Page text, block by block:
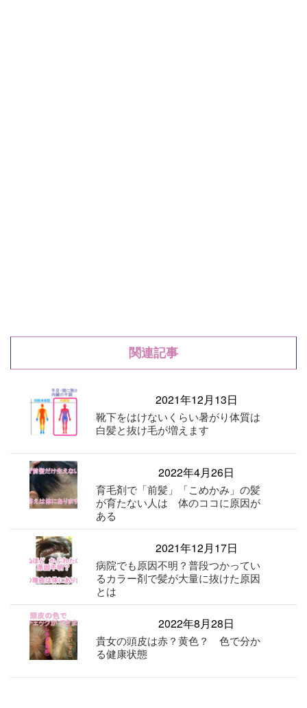
関連記事
2021年12月13日
靴下をはけないくらい暑がり体質は
白髪と抜け毛が増えます
2022年4月26日
育毛剤で「前髪」「こめかみ」の髪
が育たない人は 体のココに原因が
ある
2021年12月17日
病院でも原因不明？普段つかってい
るカラー剤で髪が大量に抜けた原因
とは
2022年8月28日
貴女の頭皮は赤？黄色？ 色で分か
る健康状態